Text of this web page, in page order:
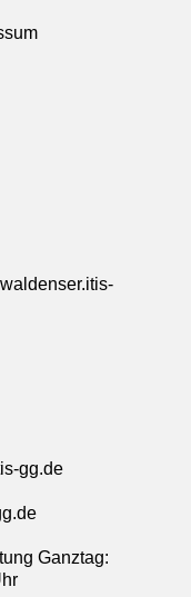
gg.de
Ganztag: